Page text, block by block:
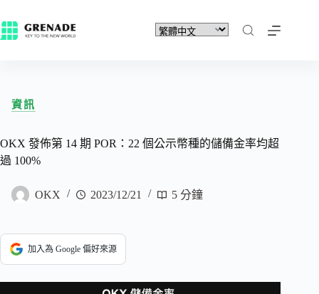
資訊
OKX 發佈第 14 期 POR：22 個公示幣種的儲備金率均超
過 100%
OKX 2023/12/21 5 分鐘
加入為 Google 偏好來源